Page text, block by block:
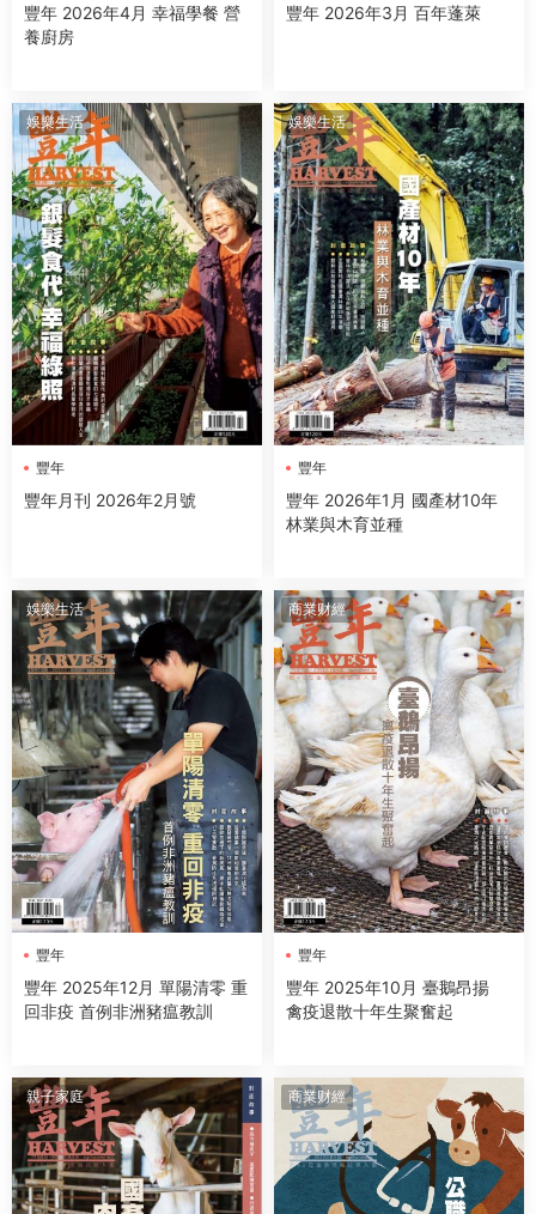
豐年 2026年4月 幸福學餐 營
養廚房
豐年 2026年3月 百年蓬萊
娛樂生活
豐年
豐年月刊 2026年2月號
娛樂生活
豐年
豐年 2026年1月 國產材10年
林業與木育並種
娛樂生活
豐年
豐年 2025年12月 單陽清零 重
回非疫 首例非洲豬瘟教訓
商業财經
豐年
豐年 2025年10月 臺鵝昂揚
禽疫退散十年生聚奮起
親子家庭 商業财經